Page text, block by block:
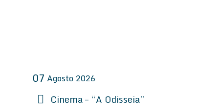
07 Agosto 2026
Cinema – “A Odisseia”